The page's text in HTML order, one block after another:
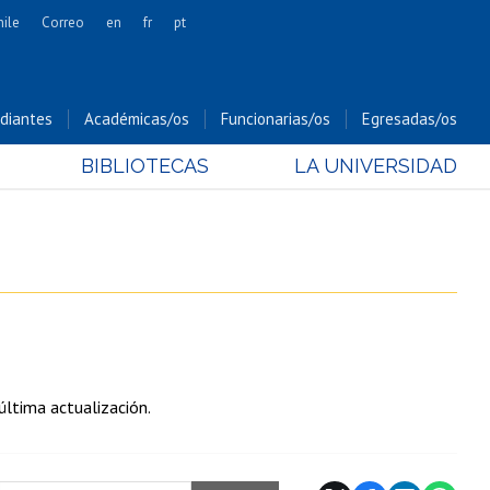
Cs. Forestales y Conservación
Cs. Sociales
Hospital Clínico
Correo en fr pt
Académicas/os Funcionarias/os Egresadas/os
BIBLIOTECAS LA UNIVERSIDAD
actualización.